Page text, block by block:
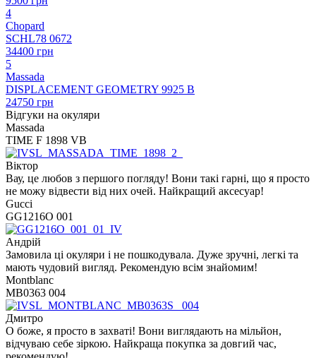
4
Chopard
SCHL78 0672
34400 грн
5
Massada
DISPLACEMENT GEOMETRY 9925 B
24750 грн
Відгуки на окуляри
Massada
TIME F 1898 VB
Віктор
Вау, це любов з першого погляду! Вони такі гарні, що я просто
не можу відвести від них очей. Найкращий аксесуар!
Gucci
GG1216O 001
Андрій
Замовила ці окуляри і не пошкодувала. Дуже зручні, легкі та
мають чудовий вигляд. Рекомендую всім знайомим!
Montblanc
MB0363 004
Дмитро
О боже, я просто в захваті! Вони виглядають на мільйон,
відчуваю себе зіркою. Найкраща покупка за довгий час,